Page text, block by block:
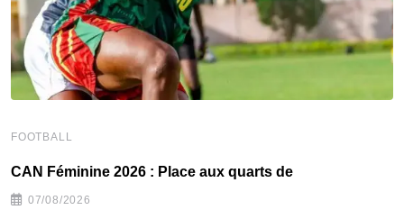
FOOTBALL
CAN Féminine 2026 : Place aux quarts de
07/08/2026